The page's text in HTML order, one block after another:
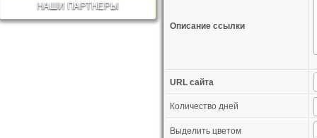
НАШИ ПАРТНЕРЫ
Описание ссылки
URL сайта
Количество дней
Выделить цветом